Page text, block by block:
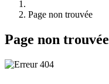
Page non trouvée
Page non trouvée